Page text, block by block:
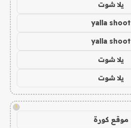
يلا شوت
yalla shoot
yalla shoot
يلا شوت
يلا شوت
!
موقع كورة